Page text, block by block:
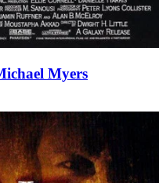
Myers